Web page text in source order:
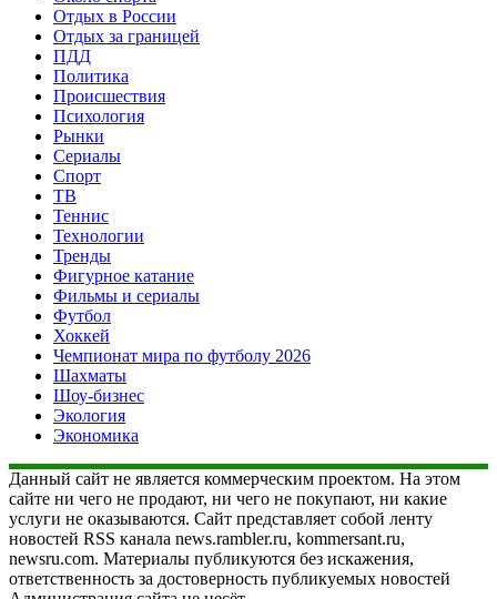
Отдых в России
Отдых за границей
ПДД
Политика
Происшествия
Психология
Рынки
Сериалы
Спорт
ТВ
Теннис
Технологии
Тренды
Фигурное катание
Фильмы и сериалы
Футбол
Хоккей
Чемпионат мира по футболу 2026
Шахматы
Шоу-бизнес
Экология
Экономика
Данный сайт не является коммерческим проектом. На этом
сайте ни чего не продают, ни чего не покупают, ни какие
услуги не оказываются. Сайт представляет собой ленту
новостей RSS канала news.rambler.ru, kommersant.ru,
newsru.com. Материалы публикуются без искажения,
ответственность за достоверность публикуемых новостей